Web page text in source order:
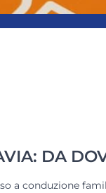
DA
a conduzione